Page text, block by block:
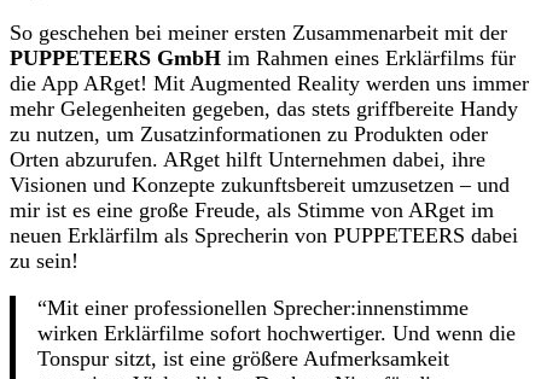
So geschehen bei meiner ersten Zusammenarbeit mit der
PUPPETEERS GmbH im Rahmen eines Erklärfilms für
die App ARget! Mit Augmented Reality werden uns immer
mehr Gelegenheiten gegeben, das stets griffbereite Handy
zu nutzen, um Zusatzinformationen zu Produkten oder
Orten abzurufen. ARget hilft Unternehmen dabei, ihre
Visionen und Konzepte zukunftsbereit umzusetzen – und
mir ist es eine große Freude, als Stimme von ARget im
neuen Erklärfilm als Sprecherin von PUPPETEERS dabei
zu sein!
“Mit einer professionellen Sprecher:innenstimme
wirken Erklärfilme sofort hochwertiger. Und wenn die
Tonspur sitzt, ist eine größere Aufmerksamkeit